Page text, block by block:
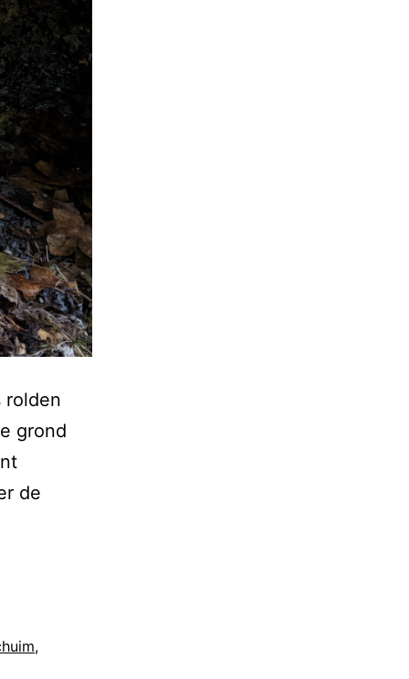
rolden
grond
de
,